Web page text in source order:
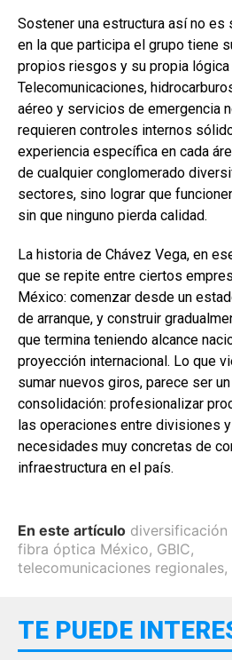
Sostener una estructura así no es
en la que participa el grupo tiene
propios riesgos y su propia lógica
Telecomunicaciones,
aéreo y servicios de emergencia
requieren controles internos
experiencia específica en cada
de cualquier conglomerado
sectores, sino lograr que
sin que ninguno pierda calidad.
La historia de Chávez Vega, en
que se repite entre ciertos
México: comenzar desde un
de arranque, y construir
que termina teniendo alcance
proyección internacional. Lo que
sumar nuevos giros, parece ser
consolidación: profesionalizar
las operaciones entre divisiones
necesidades muy concretas de
infraestructura en el país.
En este artículo diversificación
fibra óptica México, GBIC,
telecomunicaciones regionales,
TE PUEDE